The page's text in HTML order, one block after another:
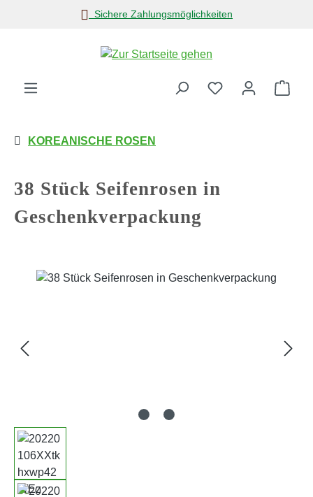
Zum Hauptinhalt springenSichere Zahlungsmöglichkeiten
KOREANISCHE ROSEN
38 Stück Seifenrosen in
Geschenkverpackung
Bildergalerie überspringen